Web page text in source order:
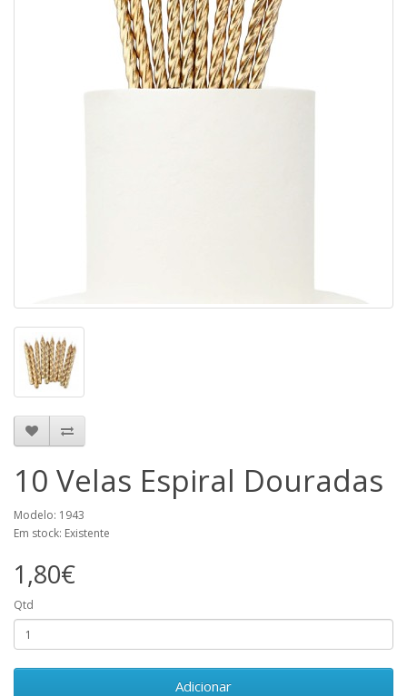
10 Velas Espiral Douradas
Modelo: 1943
Em stock: Existente
1,80€
Qtd
Adicionar